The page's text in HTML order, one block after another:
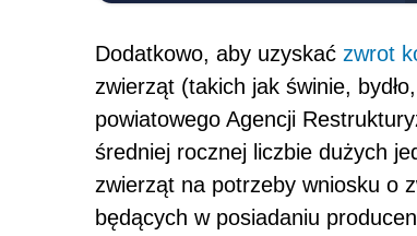
Dodatkowo, aby uzyskać zwrot
zwierząt (takich jak świnie,
powiatowego Agencji
średniej rocznej liczbie dużych
zwierząt na potrzeby wniosku o
będących w posiadaniu